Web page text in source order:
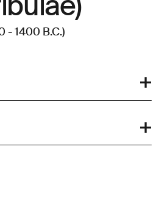
- 1400 B.C.)